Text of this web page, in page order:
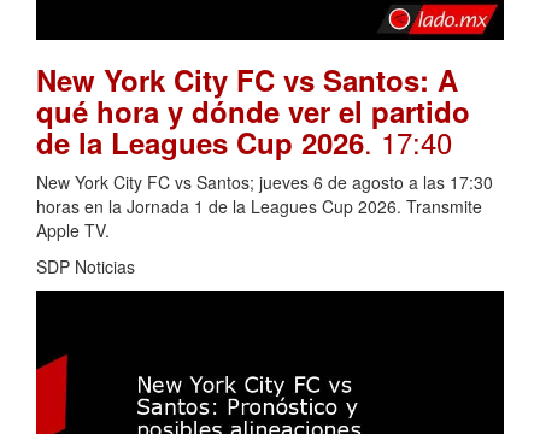
New York City FC vs Santos: A
qué hora y dónde ver el partido
de la Leagues Cup 2026. 17:40
New York City FC vs Santos; jueves 6 de agosto a las 17:30
horas en la Jornada 1 de la Leagues Cup 2026. Transmite
Apple TV.
SDP Noticias